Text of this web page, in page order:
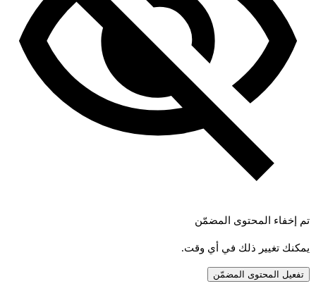
تم إخفاء المحتوى المضمّن
يمكنك تغيير ذلك في أي وقت.
تفعيل المحتوى المضمّن